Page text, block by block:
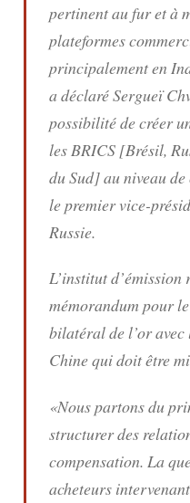
pertinent au fur et à
plateformes
principalement en
a déclaré Sergueï
possibilité de créer
les BRICS [Brésil,
du Sud] au niveau
le premier vice-
Russie.
L’institut d’émission
mémorandum pour
bilatéral de l’or
Chine qui doit être
«Nous partons du
structurer des
compensation. La
acheteurs